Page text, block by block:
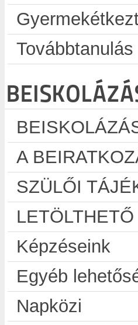
Továbbtanulás
A
SZÜLŐI
Képzéseink
Egyéb
Napközi